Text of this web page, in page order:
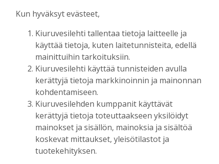
Salasana
Muista minut
Unohtuiko salasana?
Kun hyväksyt evästeet,
Kiuruvesilehti tallentaa tietoja laitteelle ja
käyttää tietoja, kuten laitetunnisteita, edellä
mainittuihin tarkoituksiin.
Kiuruvesilehti käyttää tunnisteiden avulla
kerättyjä tietoja markkinoinnin ja mainonnan
kohdentamiseen.
Kiuruvesilehden kumppanit käyttävät
kerättyjä tietoja toteuttaakseen yksilöidyt
mainokset ja sisällön, mainoksia ja sisältöä
koskevat mittaukset, yleisötilastot ja
tuotekehityksen.